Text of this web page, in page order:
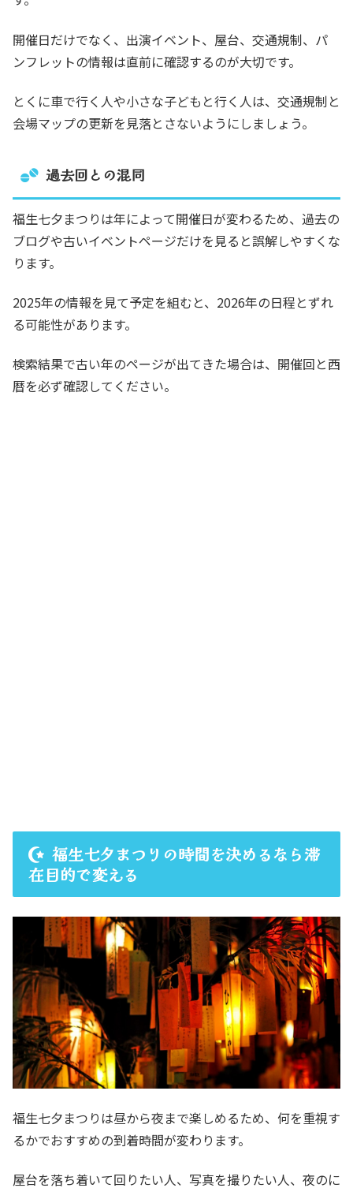
開催日だけでなく、出演イベント、屋台、交通規制、パ
ンフレットの情報は直前に確認するのが大切です。
とくに車で行く人や小さな子どもと行く人は、交通規制と
会場マップの更新を見落とさないようにしましょう。
過去回との混同
福生七夕まつりは年によって開催日が変わるため、過去の
ブログや古いイベントページだけを見ると誤解しやすくな
ります。
2025年の情報を見て予定を組むと、2026年の日程とずれ
る可能性があります。
検索結果で古い年のページが出てきた場合は、開催回と西
暦を必ず確認してください。
福生七夕まつりの時間を決めるなら滞
在目的で変える
福生七夕まつりは昼から夜まで楽しめるため、何を重視す
るかでおすすめの到着時間が変わります。
屋台を落ち着いて回りたい人、写真を撮りたい人、夜のに